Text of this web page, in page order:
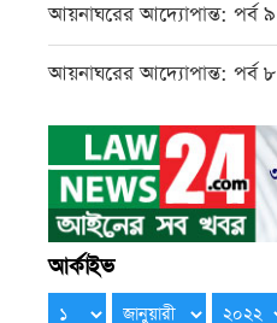
আয়নাঘরের আদ্যোপান্ত: পর্ব ৯
আয়নাঘরের আদ্যোপান্ত: পর্ব ৮
আর্কাইভ